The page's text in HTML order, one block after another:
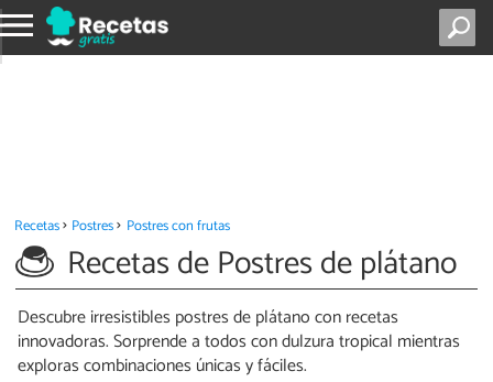
Recetas Postres Postres con frutas
Recetas de Postres de plátano
Descubre irresistibles postres de plátano con recetas
innovadoras. Sorprende a todos con dulzura tropical mientras
exploras combinaciones únicas y fáciles.